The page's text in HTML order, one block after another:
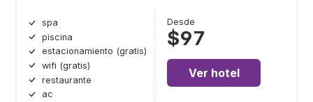
spa
piscina
estacionamiento (gratis)
wifi (gratis)
restaurante
ac
Desde
$97
Ver hotel